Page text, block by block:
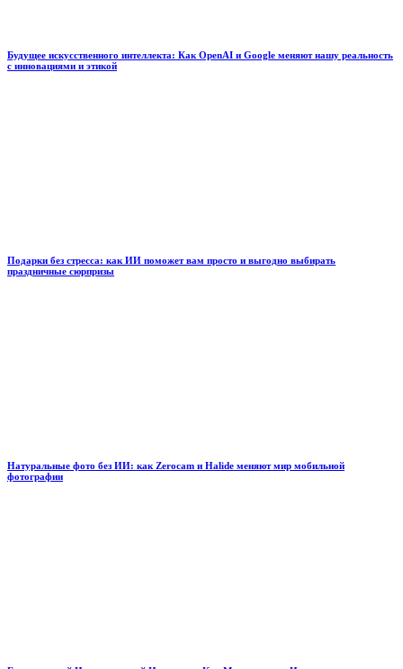
Будущее искусственного интеллекта: Как OpenAI и Google меняют нашу реальность
с инновациями и этикой
Подарки без стресса: как ИИ поможет вам просто и выгодно выбирать
праздничные сюрпризы
Натуральные фото без ИИ: как Zerocam и Halide меняют мир мобильной
фотографии